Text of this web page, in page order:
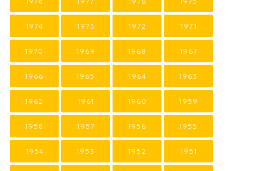
1974 1973 1972 1971
1970 1969 1968 1967
1966 1965 1964 1963
1962 1961 1960 1959
1958 1957 1956 1955
1954 1953 1952 1951